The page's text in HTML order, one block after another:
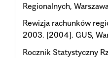
Regionalnych,
Rewizja rachunków
2003. [2004]. GUS,
Rocznik Statystyczny